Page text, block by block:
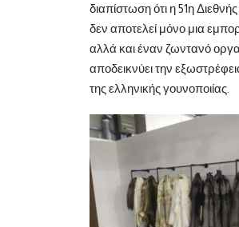
διαπίστωση ότι η 51η
δεν αποτελεί μόνο μια
αλλά και έναν ζωντανό
αποδεικνύει την
της ελληνικής γουνοποιίας.